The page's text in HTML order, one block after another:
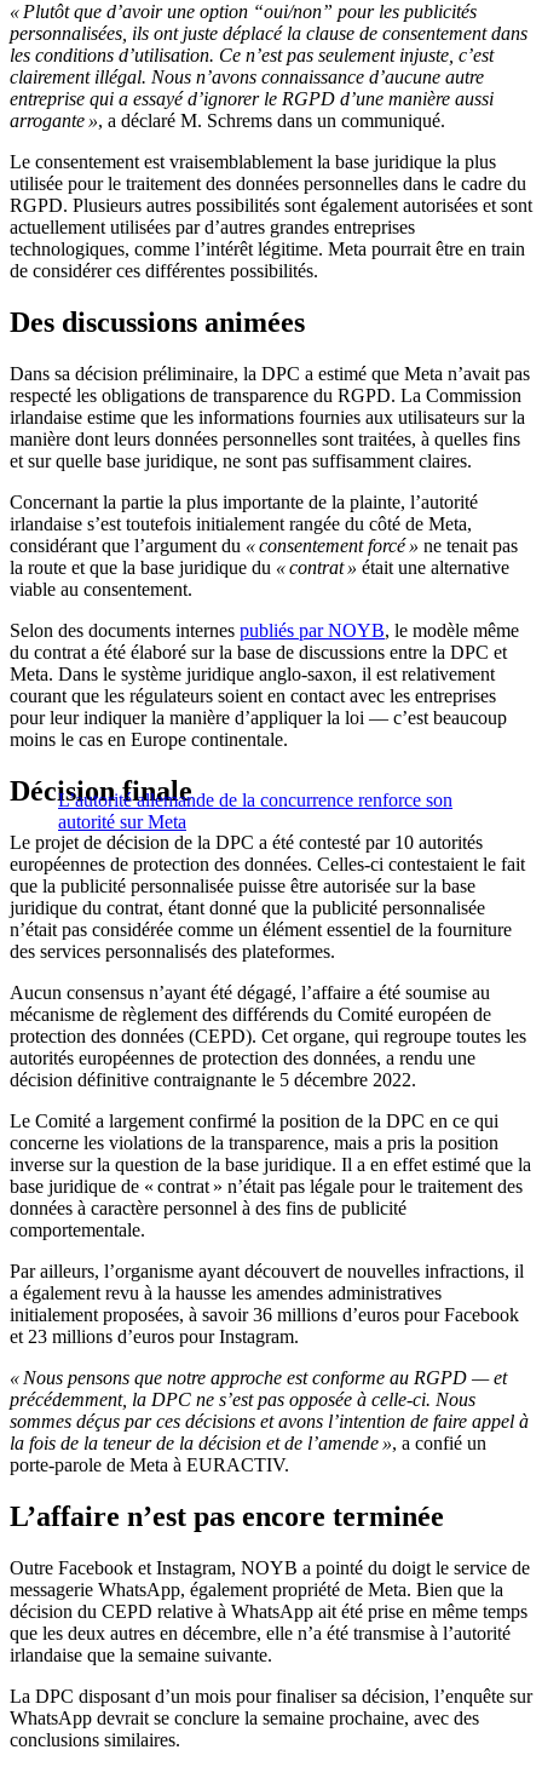
« Plutôt que d’avoir une option “oui/non” pour les publicités
personnalisées, ils ont juste déplacé la clause de consentement dans
les conditions d’utilisation. Ce n’est pas seulement injuste, c’est
clairement illégal. Nous n’avons connaissance d’aucune autre
entreprise qui a essayé d’ignorer le RGPD d’une manière aussi
arrogante », a déclaré M. Schrems dans un communiqué.
Le consentement est vraisemblablement la base juridique la plus
utilisée pour le traitement des données personnelles dans le cadre du
RGPD. Plusieurs autres possibilités sont également autorisées et sont
actuellement utilisées pard’autres grandes entreprises
technologiques, comme l’intérêt légitime. Meta pourrait être en train
de considérer ces différentes possibilités.
Des discussions animées
Dans sa décision préliminaire, la DPC a estimé que Meta n’avait pas
respecté les obligations de transparence du RGPD. La Commission
irlandaise estime que les informations fournies aux utilisateurs sur la
manière dont leurs données personnelles sont traitées, à quelles fins
et sur quelle base juridique, ne sont pas suffisamment claires.
Concernant la partie la plus importante de la plainte, l’autorité
irlandaise s’est toutefois initialement rangée du côté de Meta,
considérant que l’argument du « consentement forcé » ne tenait pas
la route et que la base juridique du « contrat » était une alternative
viable au consentement.
Selon des documents internes publiés par NOYB, le modèle même
du contrat a été élaboré sur la base de discussions entre la DPC et
Meta. Dans le système juridique anglo-saxon, il est relativement
courant que les régulateurs soient en contact avec les entreprises
pour leur indiquer la manière d’appliquer la loi — c’est beaucoup
moins le cas en Europe continentale.
L’autorité allemande de la concurrence renforce son
autorité sur Meta
Décision finale
Le projet de décision de la DPC a été contesté par 10 autorités
européennes de protection des données. Celles-ci contestaient le fait
que la publicité personnalisée puisse être autorisée sur la base
juridique du contrat, étant donné que la publicité personnalisée
n’était pas considérée comme un élément essentiel de la fourniture
des services personnalisés des plateformes.
Aucun consensus n’ayant été dégagé, l’affaire a été soumise au
mécanisme de règlement des différends du Comité européen de
protection des données (CEPD). Cet organe, qui regroupe toutes les
autorités européennes de protection des données, a rendu une
décision définitive contraignante le 5 décembre 2022.
Le Comité a largement confirmé la position de la DPC en ce qui
concerne les violations de la transparence, mais a pris la position
inverse sur la question de la base juridique. Il a en effet estimé que la
base juridique de « contrat » n’était pas légale pour le traitement des
données à caractère personnel à des fins de publicité
comportementale.
Par ailleurs, l’organisme ayant découvert de nouvelles infractions, il
a également revu à la hausse les amendes administratives
initialement proposées, à savoir 36 millions d’euros pour Facebook
et 23 millions d’euros pour Instagram.
« Nous pensons que notre approche est conforme au RGPD —et
précédemment, la DPC ne s’est pas opposée à celle-ci. Nous
sommes déçus par ces décisions et avons l’intention de faire appel à
la fois de la teneur de la décision et de l’amende », a confié un
porte-parole de Meta à EURACTIV.
L’affaire n’est pas encore terminée
Outre Facebook et Instagram, NOYB a pointé du doigt le service de
messagerie WhatsApp, également propriété de Meta. Bien que la
décision du CEPD relative à WhatsApp ait été prise en même temps
que les deux autres en décembre, elle n’a été transmise à l’autorité
irlandaise que la semaine suivante.
La DPC disposant d’un mois pour finaliser sa décision, l’enquête sur
WhatsApp devrait se conclure la semaine prochaine, avec des
conclusions similaires.